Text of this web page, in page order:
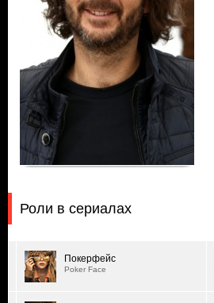
Роли в сериалах
Покерфейс
Poker Face